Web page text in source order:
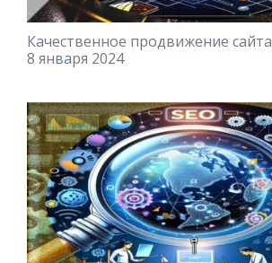
Качественное продвижение сайта
8 января 2024